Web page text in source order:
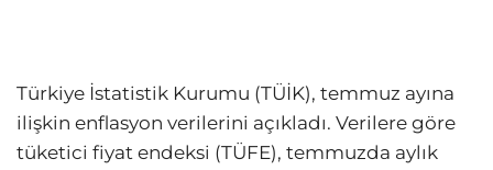
Türkiye İstatistik Kurumu (TÜİK), temmuz ayına
ilişkin enflasyon verilerini açıkladı. Verilere göre
tüketici fiyat endeksi (TÜFE), temmuzda aylık